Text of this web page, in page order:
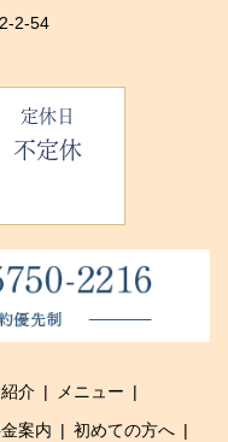
2-54
定休日
不定休
介
メニュー
案内 初めての方へ